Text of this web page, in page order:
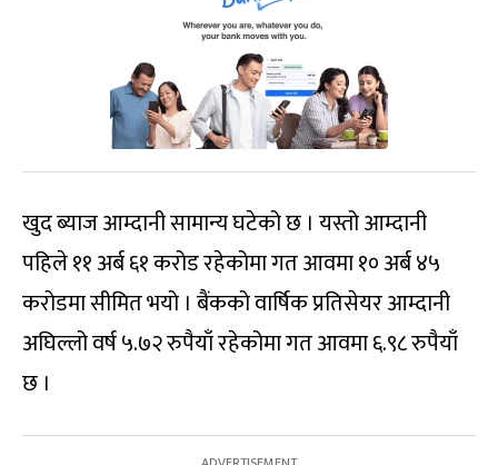
खुद ब्याज आम्दानी सामान्य घटेको छ । यस्तो आम्दानी
पहिले ११ अर्ब ६१ करोड रहेकोमा गत आवमा १० अर्ब ४५
करोडमा सीमित भयो । बैंकको वार्षिक प्रतिसेयर आम्दानी
अघिल्लो वर्ष ५.७२ रुपैयाँ रहेकोमा गत आवमा ६.९८ रुपैयाँ
छ ।